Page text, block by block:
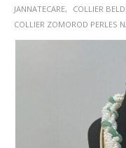
JANNATECARE, COLLIER BELDI
COLLIER ZOMOROD PERLES